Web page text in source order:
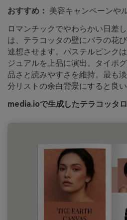
おすすめ： 美容キャンペーンや
ロマンチックでやわらかい日差
は、テラコッタの壁にバラの花
連想させます。パステルピンク
ジュアルを上品に演出。タイポ
品さと読みやすさを維持。最も
分リストの余白背景にすると良い
media.ioで生成したテラコッタ